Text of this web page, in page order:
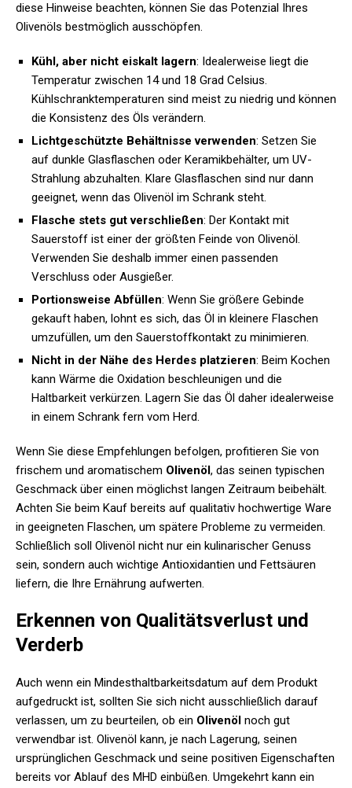
diese Hinweise beachten, können Sie das Potenzial Ihres
Olivenöls bestmöglich ausschöpfen.
Kühl, aber nicht eiskalt lagern: Idealerweise liegt die
Temperatur zwischen 14 und 18 Grad Celsius.
Kühlschranktemperaturen sind meist zu niedrig und können
die Konsistenz des Öls verändern.
Lichtgeschützte Behältnisse verwenden: Setzen Sie
auf dunkle Glasflaschen oder Keramikbehälter, um UV-
Strahlung abzuhalten. Klare Glasflaschen sind nur dann
geeignet, wenn das Olivenöl im Schrank steht.
Flasche stets gut verschließen: Der Kontakt mit
Sauerstoff ist einer der größten Feinde von Olivenöl.
Verwenden Sie deshalb immer einen passenden
Verschluss oder Ausgießer.
Portionsweise Abfüllen: Wenn Sie größere Gebinde
gekauft haben, lohnt es sich, das Öl in kleinere Flaschen
umzufüllen, um den Sauerstoffkontakt zu minimieren.
Nicht in der Nähe des Herdes platzieren: Beim Kochen
kann Wärme die Oxidation beschleunigen und die
Haltbarkeit verkürzen. Lagern Sie das Öl daher idealerweise
in einem Schrank fern vom Herd.
Wenn Sie diese Empfehlungen befolgen, profitieren Sie von
frischem und aromatischem Olivenöl, das seinen typischen
Geschmack über einen möglichst langen Zeitraum beibehält.
Achten Sie beim Kauf bereits auf qualitativ hochwertige Ware
in geeigneten Flaschen, um spätere Probleme zu vermeiden.
Schließlich soll Olivenöl nicht nur ein kulinarischer Genuss
sein, sondern auch wichtige Antioxidantien und Fettsäuren
liefern, die Ihre Ernährung aufwerten.
Erkennen von Qualitätsverlust und
Verderb
Auch wenn ein Mindesthaltbarkeitsdatum auf dem Produkt
aufgedruckt ist, sollten Sie sich nicht ausschließlich darauf
verlassen, um zu beurteilen, ob ein Olivenöl noch gut
verwendbar ist. Olivenöl kann, je nach Lagerung, seinen
ursprünglichen Geschmack und seine positiven Eigenschaften
bereits vor Ablauf des MHD einbüßen. Umgekehrt kann ein